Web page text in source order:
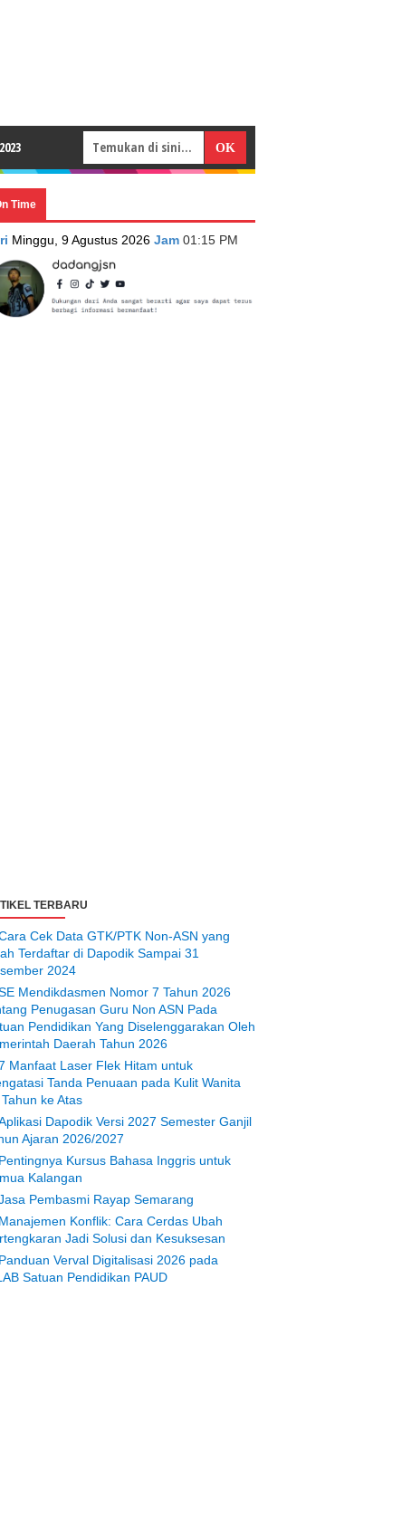
Time
Minggu, 9 Agustus 2026 Jam 01:15 PM
TERBARU
Cek Data GTK/PTK Non-ASN yang
Terdaftar di Dapodik Sampai 31
2024
Mendikdasmen Nomor 7 Tahun 2026
Penugasan Guru Non ASN Pada
Pendidikan Yang Diselenggarakan Oleh
Daerah Tahun 2026
Manfaat Laser Flek Hitam untuk
Tanda Penuaan pada Kulit Wanita
ke Atas
Dapodik Versi 2027 Semester Ganjil
Ajaran 2026/2027
Pentingnya Kursus Bahasa Inggris untuk
Kalangan
Pembasmi Rayap Semarang
Manajemen Konflik: Cara Cerdas Ubah
Jadi Solusi dan Kesuksesan
Panduan Verval Digitalisasi 2026 pada
Satuan Pendidikan PAUD